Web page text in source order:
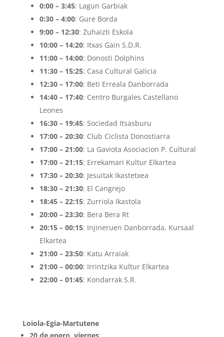
0:00 – 3:45: Lagun Garbiak
0:30 – 4:00: Gure Borda
9:00 – 12:30: Zuhaizti Eskola
10:00 – 14:20: Itxas Gain S.D.R.
11:00 – 14:00: Donosti Dolphins
11:30 – 15:25: Casa Cultural Galicia
12:30 – 17:00: Beti Erreala Danborrada
14:40 – 17:40: Centro Burgales Castellano
Leones
16:30 – 19:45: Sociedad Itsasburu
17:00 – 20:30: Club Ciclista Donostiarra
17:00 – 21:00: La Gaviota Asociacion P. Cultural
17:00 – 21:15: Errekamari Kultur Elkartea
17:30 – 20:30: Jesuitak Ikastetxea
18:30 – 21:30: El Cangrejo
18:45 – 22:15: Zurriola Ikastola
20:00 – 23:30: Bera Bera Rt
20:15 – 00:15: Injineruen Danborrada, Kursaal
Elkartea
21:00 – 23:50: Katu Arraiak
21:00 – 00:00: Irrintzika Kultur Elkartea
22:00 – 01:45: Kondarrak S.R.
Loiola-Egia-Martutene